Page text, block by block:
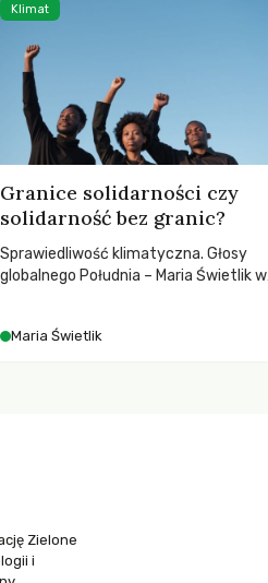
Granice solidarności czy
solidarność bez granic?
Sprawiedliwość klimatyczna. Głosy
globalnego Południa – Maria Świetlik w
Maria Świetlik
Klimat
Zielone
i